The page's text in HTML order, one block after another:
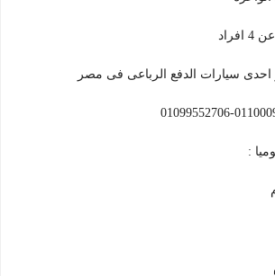
احدى سيارات الدفع الرباعى فى مصر
: